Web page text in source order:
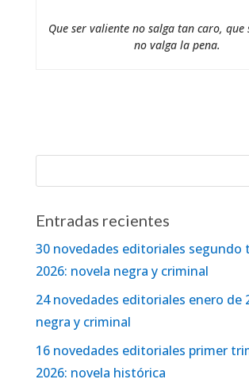
Que ser valiente no salga tan caro, que
no valga la pena.
Entradas recientes
30 novedades editoriales segundo
2026: novela negra y criminal
24 novedades editoriales enero de
negra y criminal
16 novedades editoriales primer
2026: novela histórica